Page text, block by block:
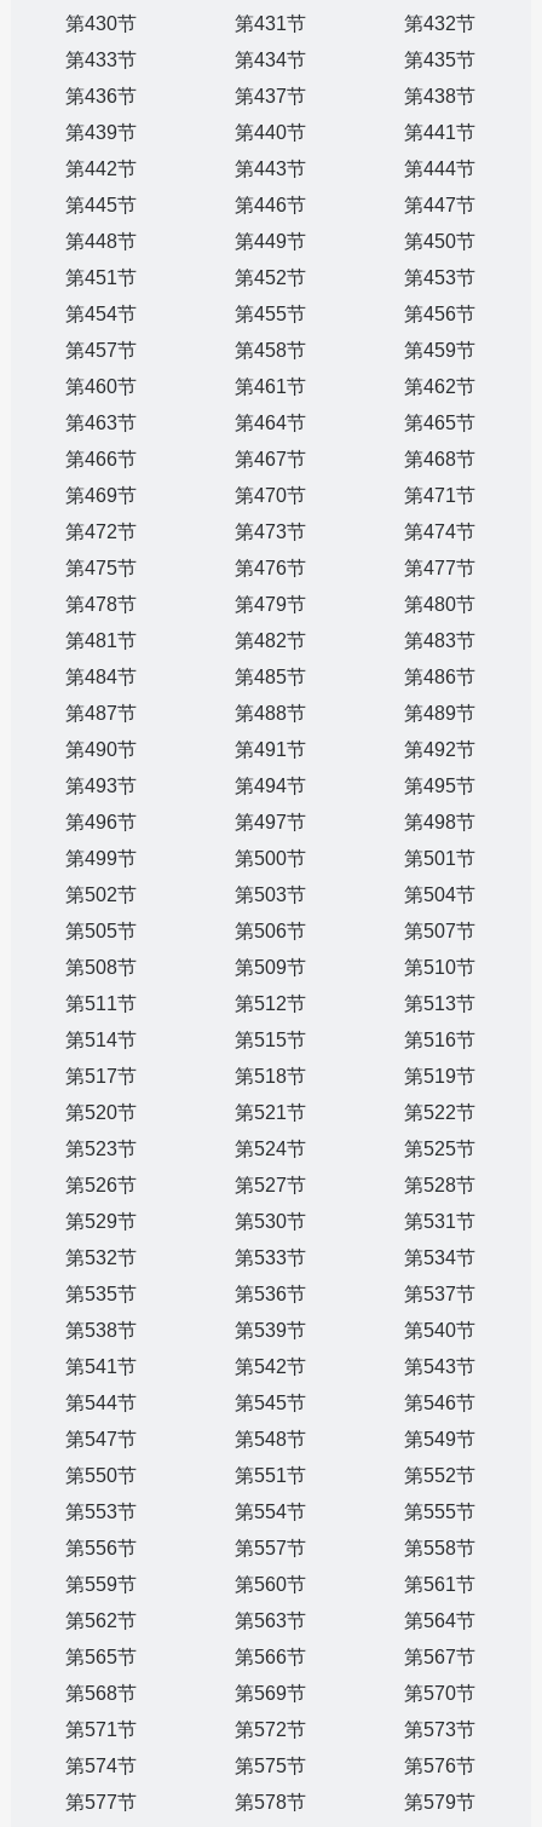
第430节 第431节
第432节
第433节
第434节
第435节
第436节
第437节
第438节
第439节
第440节
第441节
第442节
第443节
第444节
第445节
第446节
第447节
第448节
第449节
第450节
第451节
第452节
第453节
第454节
第455节
第456节
第457节
第458节
第459节
第460节
第461节
第462节
第463节
第464节
第465节
第466节
第467节
第468节
第469节
第470节
第471节
第472节
第473节
第474节
第475节
第476节
第477节
第478节
第479节
第480节
第481节
第482节
第483节
第484节
第485节
第486节
第487节
第488节
第489节
第490节
第491节
第492节
第493节
第494节
第495节
第496节
第497节
第498节
第499节
第500节
第501节
第502节
第503节
第504节
第505节
第506节
第507节
第508节
第509节
第510节
第511节
第512节
第513节
第514节
第515节
第516节
第517节
第518节
第519节
第520节
第521节
第522节
第523节
第524节
第525节
第526节
第527节
第528节
第529节
第530节
第531节
第532节
第533节
第534节
第535节
第536节
第537节
第538节
第539节
第540节
第541节
第542节
第543节
第544节
第545节
第546节
第547节
第548节
第549节
第550节
第551节
第552节
第553节
第554节
第555节
第556节
第557节
第558节
第559节
第560节
第561节
第562节
第563节
第564节
第565节
第566节
第567节
第568节
第569节
第570节
第571节
第572节
第573节
第574节
第575节
第576节
第577节
第578节
第579节